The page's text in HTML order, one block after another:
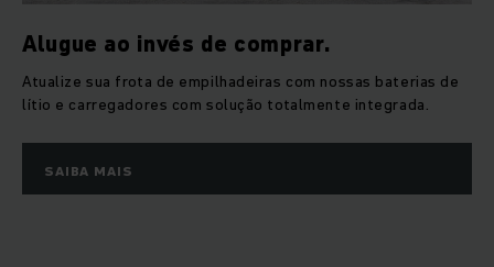
Alugue ao invés de comprar.
Atualize sua frota de empilhadeiras com nossas baterias de
lítio e carregadores com solução totalmente integrada.
SAIBA MAIS